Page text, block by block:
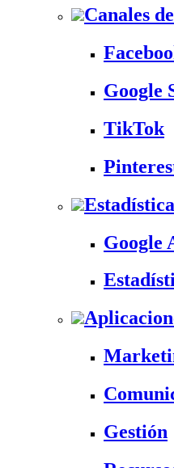
Canales
Google
TikTok
Google
Gestión